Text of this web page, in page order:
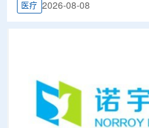
医疗 2026-08-08